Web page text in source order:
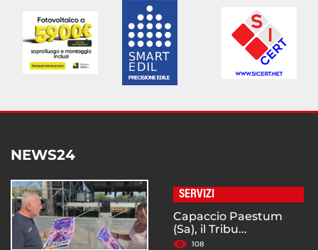
NEWS24
SERVIZI
Capaccio Paestum
(Sa), il Tribu...
108